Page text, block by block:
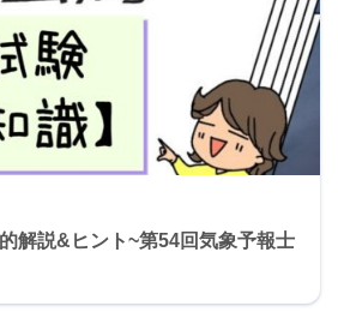
解説&ヒント~第54回気象予報士